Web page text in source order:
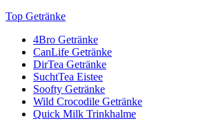
Top Getränke
4Bro Getränke
CanLife Getränke
DirTea Getränke
SuchtTea Eistee
Soofty Getränke
Wild Crocodile Getränke
Quick Milk Trinkhalme